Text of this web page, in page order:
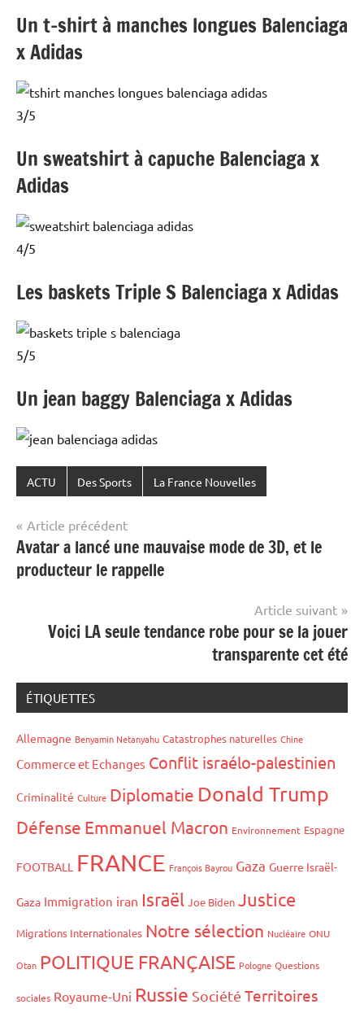
Un t-shirt à manches longues Balenciaga
x Adidas
3/5
Un sweatshirt à capuche Balenciaga x
Adidas
4/5
Les baskets Triple S Balenciaga x Adidas
5/5
Un jean baggy Balenciaga x Adidas
ACTU Des Sports La France Nouvelles
Navigation
de
l’article
Article précédent
Avatar a lancé une mauvaise mode de 3D, et le
producteur le rappelle
Article suivant
Voici LA seule tendance robe pour se la jouer
transparente cet été
ÉTIQUETTES
Allemagne Benyamin Netanyahu Catastrophes naturelles Chine
Commerce et Echanges Conflit israélo-palestinien
Criminalité Culture Diplomatie Donald Trump
Défense Emmanuel Macron Environnement Espagne
FOOTBALL FRANCE François Bayrou Gaza Guerre Israël-
Gaza Immigration iran Israël Joe Biden Justice
Migrations Internationales Notre sélection Nucléaire ONU
Otan POLITIQUE FRANÇAISE Pologne Questions
sociales Royaume-Uni Russie Société Territoires